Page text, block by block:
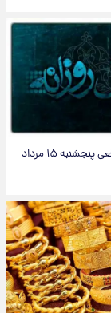
فال روزانه واقعی پنجشنبه ۱۵ مرداد